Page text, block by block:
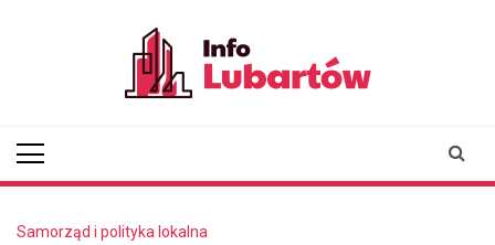
Samorząd i polityka lokalna